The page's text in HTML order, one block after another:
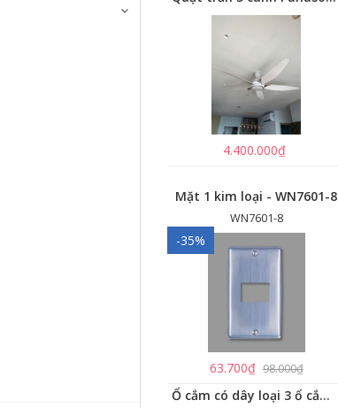
4.400.000₫
Mặt 1 kim loại - WN7601-8
WN7601-8
-35%
63.700₫ 98.000₫
Ổ cắm có dây loại 3 ổ cắm, 1 công tắc - WCHG24332W